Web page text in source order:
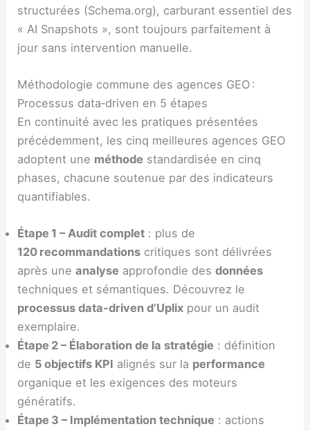
structurées (Schema.org), carburant essentiel des
« AI Snapshots », sont toujours parfaitement à
jour sans intervention manuelle.
Méthodologie commune des agences GEO :
Processus data‑driven en 5 étapes
En continuité avec les pratiques présentées
précédemment, les cinq meilleures agences GEO
adoptent une méthode standardisée en cinq
phases, chacune soutenue par des indicateurs
quantifiables.
Étape 1 – Audit complet : plus de
120 recommandations critiques sont délivrées
après uneanalyse approfondie desdonnées
techniques et sémantiques. Découvrez le
processus data‑driven d’Uplix pour un audit
exemplaire.
Étape 2 – Élaboration de la stratégie : définition
de 5 objectifs KPI alignés sur la performance
organique et les exigences des moteurs
génératifs.
Étape 3 – Implémentation technique : actions